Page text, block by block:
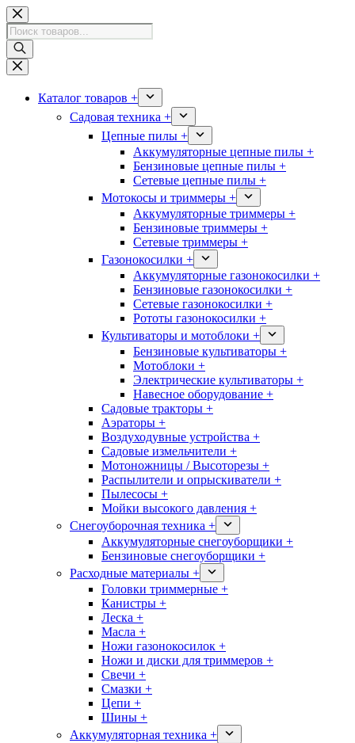
Перейти
к
сути
Поиск
товаров
Каталог товаров +
Садовая техника +
Цепные пилы +
Аккумуляторные цепные пилы +
Бензиновые цепные пилы +
Сетевые цепные пилы +
Мотокосы и триммеры +
Аккумуляторные триммеры +
Бензиновые триммеры +
Сетевые триммеры +
Газонокосилки +
Аккумуляторные газонокосилки +
Бензиновые газонокосилки +
Сетевые газонокосилки +
Рототы газонокосилки +
Культиваторы и мотоблоки +
Бензиновые культиваторы +
Мотоблоки +
Электрические культиваторы +
Навесное оборудование +
Садовые тракторы +
Аэраторы +
Воздуходувные устройства +
Садовые измельчители +
Мотоножницы / Высоторезы +
Распылители и опрыскиватели +
Пылесосы +
Мойки высокого давления +
Снегоуборочная техника +
Аккумуляторные снегоуборщики +
Бензиновые снегоуборщики +
Расходные материалы +
Головки триммерные +
Канистры +
Леска +
Масла +
Ножи газонокосилок +
Ножи и диски для триммеров +
Свечи +
Смазки +
Цепи +
Шины +
Аккумуляторная техника +